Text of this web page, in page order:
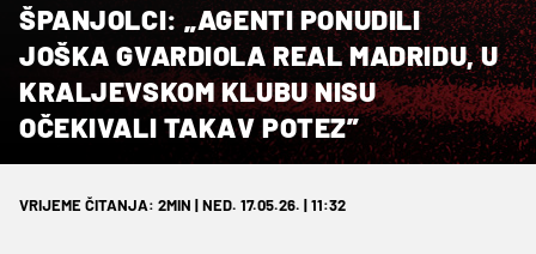
ŠPANJOLCI: „AGENTI PONUDILI
JOŠKA GVARDIOLA REAL MADRIDU, U
KRALJEVSKOM KLUBU NISU
OČEKIVALI TAKAV POTEZ”
VRIJEME ČITANJA: 2MIN | NED. 17.05.26. | 11:32